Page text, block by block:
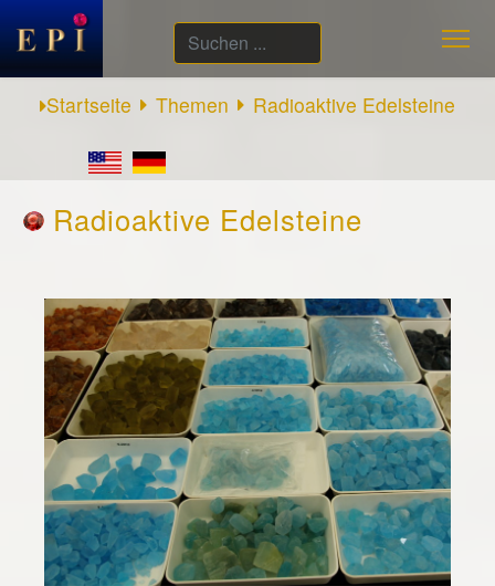
Suchen
...
Startseite
Themen Radioaktive Edelsteine
Radioaktive Edelsteine